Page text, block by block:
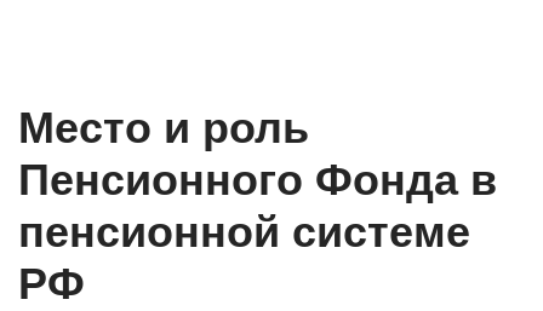
Место и роль
Пенсионного Фонда в
пенсионной системе
РФ